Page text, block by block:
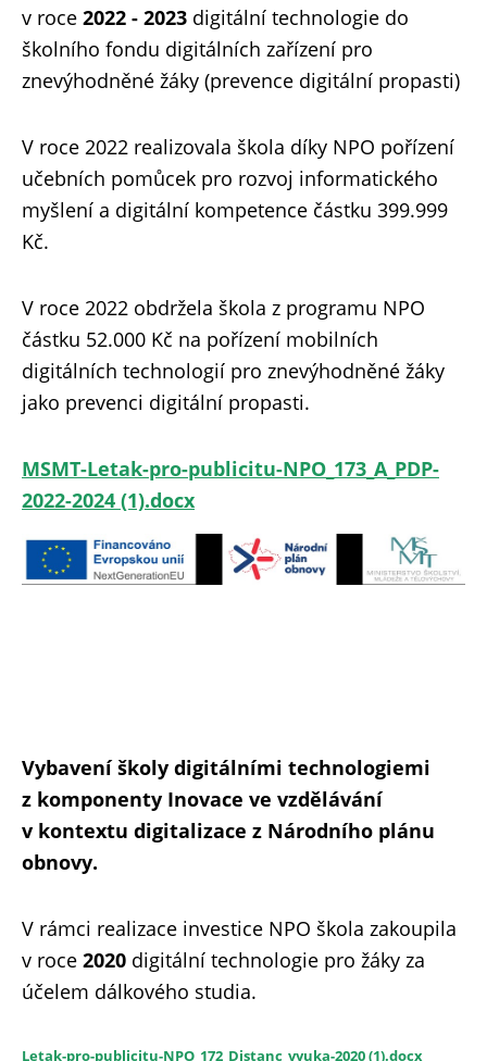
v roce 2022 - 2023 digitální technologie do
školního fondu digitálních zařízení pro
znevýhodněné žáky (prevence digitální propasti)
V roce 2022 realizovala škola díky NPO pořízení
učebních pomůcek pro rozvoj informatického
myšlení a digitální kompetence částku 399.999
Kč.
V roce 2022 obdržela škola z programu NPO
částku 52.000 Kč na pořízení mobilních
digitálních technologií pro znevýhodněné žáky
jako prevenci digitální propasti.
MSMT-Letak-pro-publicitu-NPO_173_A_PDP-
2022-2024 (1).docx
Vybavení školy digitálními technologiemi
z komponenty Inovace ve vzdělávání
v kontextu digitalizace z Národního plánu
obnovy.
V rámci realizace investice NPO škola zakoupila
v roce 2020 digitální technologie pro žáky za
účelem dálkového studia.
Letak-pro-publicitu-NPO_172_Distanc_vyuka-2020 (1).docx